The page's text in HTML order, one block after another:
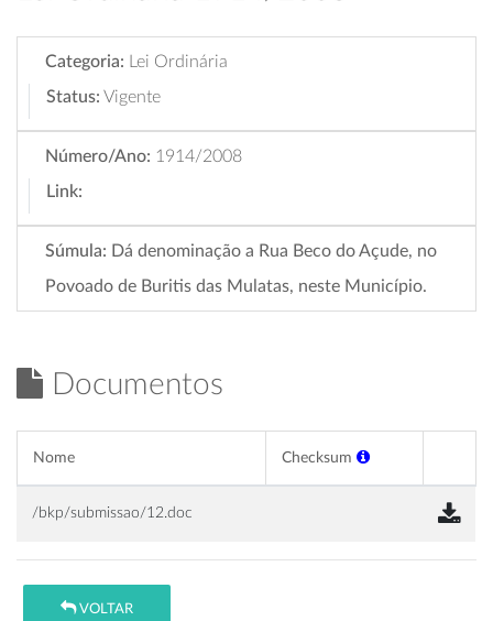
Categoria:
Lei Ordinária
Status: Vigente
Número/Ano: 1914/2008
Link:
Súmula: Dá denominação a Rua Beco do Açude, no
Povoado de Buritis das Mulatas, neste Município.
Documentos
Nome Checksum
/bkp/submissao/12.doc
VOLTAR